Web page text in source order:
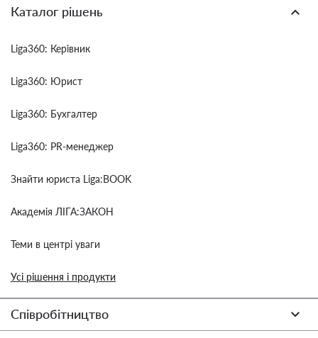
Каталог рішень
Liga360: Керівник
Liga360: Юрист
Liga360: Бухгалтер
Liga360: PR-менеджер
Знайти юриста Liga:BOOK
Академія ЛІГА:ЗАКОН
Теми в центрі уваги
Усі рішення і продукти
Співробітництво